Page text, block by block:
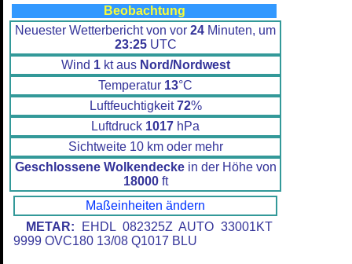
Beobachtung
Neuester Wetterbericht von vor 24 Minuten, um
23:25UTC
Wind 1kt aus Nord/Nordwest
Temperatur 13°C
Luftfeuchtigkeit72%
Luftdruck 1017 hPa
Sichtweite 10 km oder mehr
Geschlossene Wolkendeckein der Höhe von
18000ft
Maßeinheiten ändern
METAR: EHDL 082325Z AUTO 33001KT
9999 OVC180 13/08 Q1017 BLU